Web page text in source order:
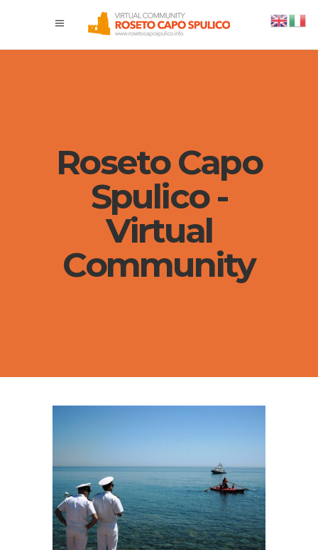
Roseto Capo
Spulico -
Virtual
Community